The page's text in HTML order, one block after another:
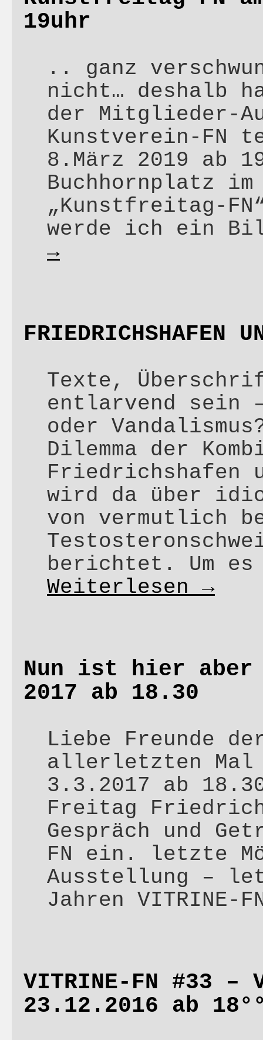
19uhr
.. ganz
nicht… deshalb
der Mitglieder-
Kunstverein-FN
8.März 2019 ab
Buchhornplatz im
„Kunstfreitag-
werde ich ein
→
FRIEDRICHSHAFEN
Texte,
entlarvend sein
oder
Dilemma der
Friedrichshafen
wird da über
von vermutlich
berichtet. Um
Weiterlesen →
Nun ist hier aber
2017 ab 18.30
Liebe Freunde
allerletzten Mal
3.3.2017 ab
Freitag
Gespräch und
FN ein. letzte
Ausstellung –
Jahren VITRINE-
VITRINE-FN #33 –
23.12.2016 ab